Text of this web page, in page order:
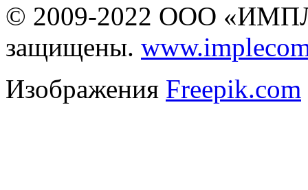
© 2009-2022 ООО
защищены.
Изображения Freepik.com